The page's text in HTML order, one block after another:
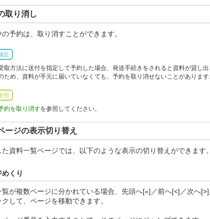
取り消し
予約は、取り消すことができます。
足
取方法に送付を指定して予約した場合、発送手続きをされると資料が貸し
ため、資料が手元に届いていなくても、予約を取り消せないことがあります
照
約を取り消すを参照してください。
ージの表示切り替え
た資料一覧ページでは、以下のような表示の切り替えができます。
くり
覧が複数ページに分かれている場合、先頭へ[«]／前へ[<]／次へ
クして、ページを移動できます。